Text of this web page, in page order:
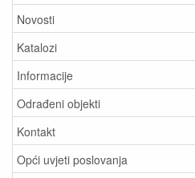
Novosti
Katalozi
Informacije
Odrađeni objekti
Kontakt
Opći uvjeti poslovanja